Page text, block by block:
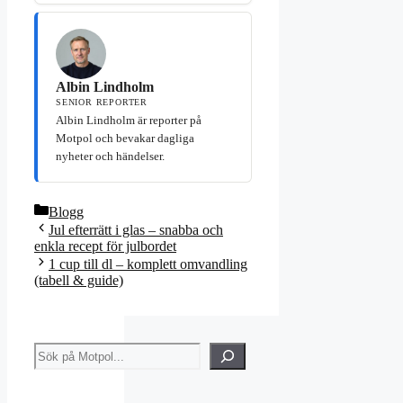
Albin Lindholm
SENIOR REPORTER
Albin Lindholm är reporter på
Motpol och bevakar dagliga
nyheter och händelser.
Kategorier
Blogg
Jul efterrätt i glas – snabba och
enkla recept för julbordet
1 cup till dl – komplett omvandling
(tabell & guide)
Sök